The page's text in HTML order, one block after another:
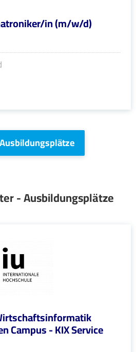
in (m/w/d)
- Ausbildungsplätze
Campus - KIX Service